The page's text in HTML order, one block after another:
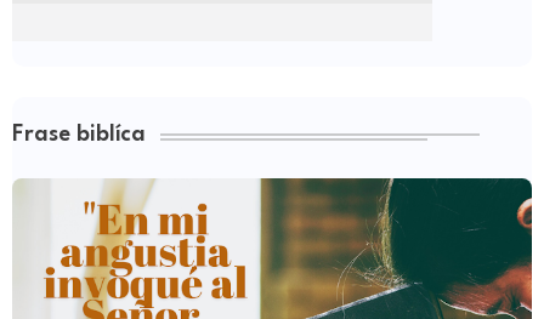
Frase biblíca